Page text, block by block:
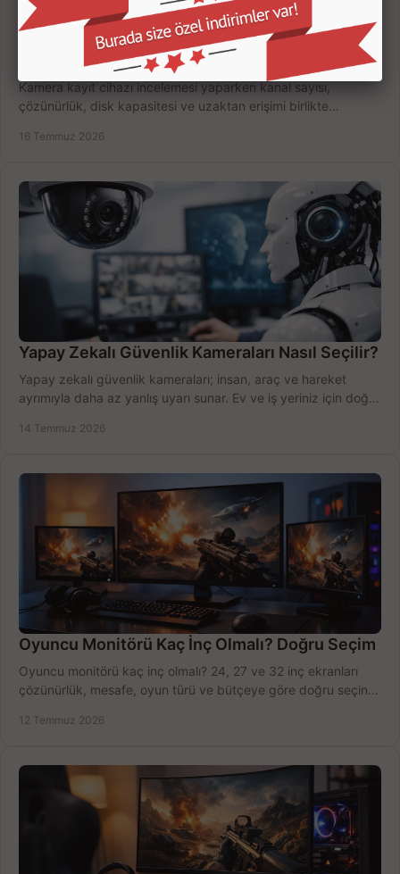
Kamera Kayıt Cihazı İncelemesi Nasıl Yapılır?
Kamera kayıt cihazı incelemesi yaparken kanal sayısı,
çözünürlük, disk kapasitesi ve uzaktan erişimi birlikte
16 Temmuz 2026
Yapay Zekalı Güvenlik Kameraları Nasıl Seçilir?
Yapay zekalı güvenlik kameraları; insan, araç ve hareket
ayrımıyla daha az yanlış uyarı sunar. Ev ve iş yeriniz için doğru
14 Temmuz 2026
Oyuncu Monitörü Kaç İnç Olmalı? Doğru Seçim
Oyuncu monitörü kaç inç olmalı? 24, 27 ve 32 inç ekranları
çözünürlük, mesafe, oyun türü ve bütçeye göre doğru seçin,
12 Temmuz 2026